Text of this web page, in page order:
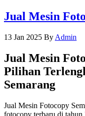
Jual Mesin
13 Jan 2025 By Admin
Jual Mesin
Pilihan
Semarang
Jual Mesin Fotocopy
fotocopy terbaru di tahun